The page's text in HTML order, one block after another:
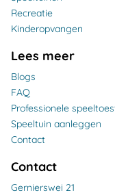
Recreatie
Kinderopvangen
Lees meer
Blogs
FAQ
Professionele
Speeltuin aanleggen
Contact
Contact
Gernierswei 21